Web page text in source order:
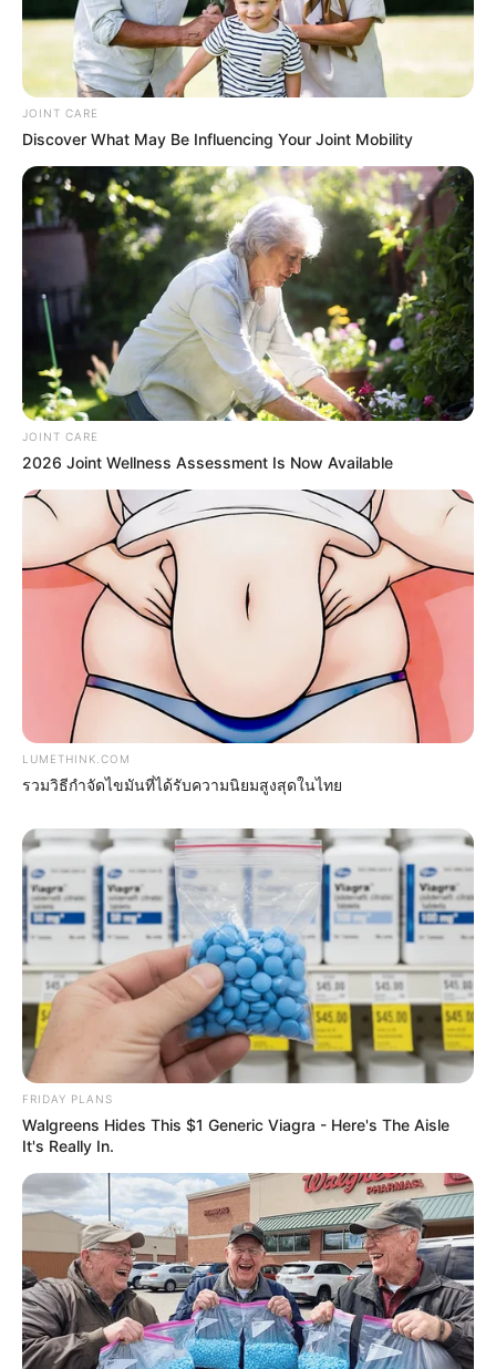
8 Movies Based On Real Stories That Give Us
Shivers
BRAINBERRIES
’90s TV Icons Who Faded Out Of Hollywood
BRAINBERRIES
Why this ordinary drink is the secret to feeling
your best every day
CTA FAVORITE
What Happened To Laura San Giacomo? She's Still
Stunning Today!
BRAINBERRIES
JOINT CARE
Discover What May Be Influencing Your Joint Mobility
JOINT CARE
2026 Joint Wellness Assessment Is Now Available
LUMETHINK.COM
รวมวิธีกำจัดไขมันที่ได้รับความนิยมสูงสุดในไทย
FRIDAY PLANS
Walgreens Hides This $1 Generic Viagra - Here's The Aisle
It's Really In.